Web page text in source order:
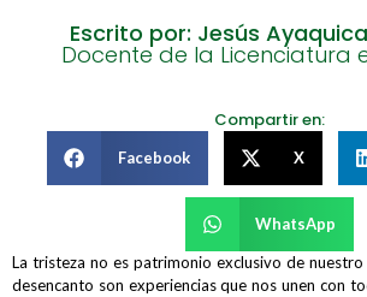
Escrito por: Jesús
Docente de la Licenciatura
Compartir en:
Facebook X
WhatsApp
La tristeza no es patrimonio exclusivo de
desencanto son experiencias que nos unen con